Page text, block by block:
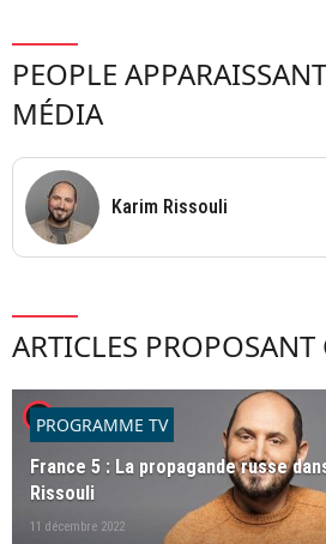
PEOPLE
MÉDIA
Karim Rissouli
ARTICLES
player2
PROGRAMME TV
France 5 : La propagande russe
Rissouli
11 décembre 2022